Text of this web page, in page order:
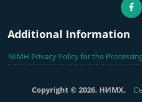
Additional Information
NIMH Privacy Policy for the
Copyright © 2026, НИМХ.